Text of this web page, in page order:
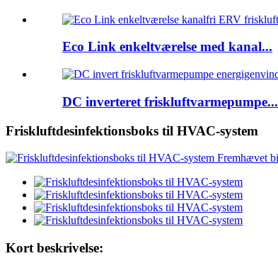
Eco Link enkeltværelse med kanal...
DC inverteret friskluftvarmepumpe...
Friskluftdesinfektionsboks til HVAC-system
Kort beskrivelse: